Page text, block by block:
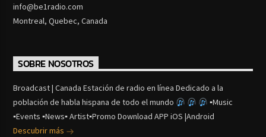
info@be1radio.com
Montreal, Quebec, Canada
SOBRE NOSOTROS
Broadcast | Canada Estación de radio en línea Dedicado a la
población de habla hispana de todo el mundo
▪Music
▪Events ▪News▪ Artist▪Promo Download APP iOS |Android
Descubrir más